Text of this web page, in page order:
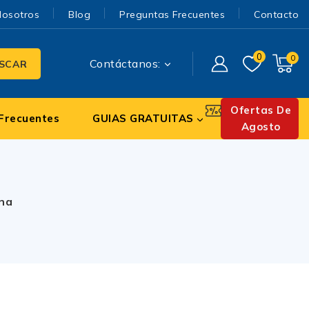
Blog Preguntas Frecuentes Contacto
Contáctanos: 0 0
GUIAS GRATUITAS
Ofertas De
Agosto